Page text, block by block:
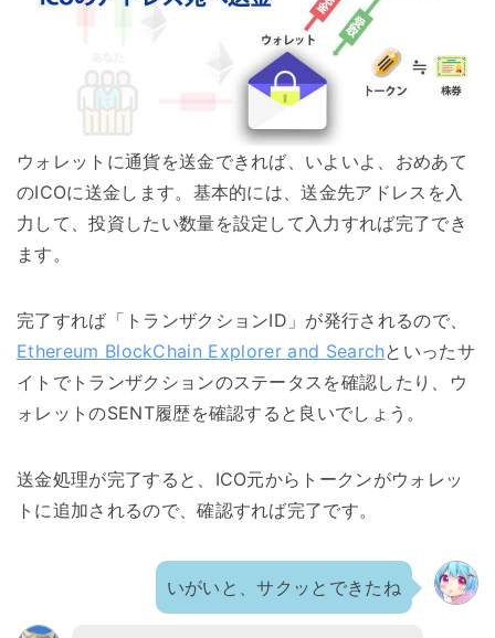
ウォレットに通貨を送金できれば、いよいよ、おめあて
のICOに送金します。基本的には、送金先アドレスを入
力して、投資したい数量を設定して入力すれば完了でき
ます。
完了すれば「トランザクションID」が発行されるので、
Ethereum BlockChain Explorer and Searchといったサ
イトでトランザクションのステータスを確認したり、ウ
ォレットのSENT履歴を確認すると良いでしょう。
送金処理が完了すると、ICO元からトークンがウォレッ
トに追加されるので、確認すれば完了です。
いがいと、サクッとできたね